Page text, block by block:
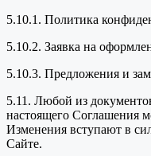
5.10.1. Политика
5.10.2. Заявка на
5.10.3. Предложения и
5.11. Любой из
настоящего Соглашения
Изменения вступают в
Сайте.